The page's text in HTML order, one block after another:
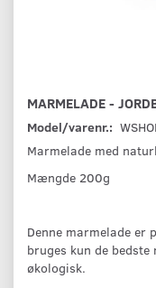
MARMELADE -
Model/varenr.:
Marmelade med
Mængde 200g
Denne marmelade er
bruges kun de
økologisk.